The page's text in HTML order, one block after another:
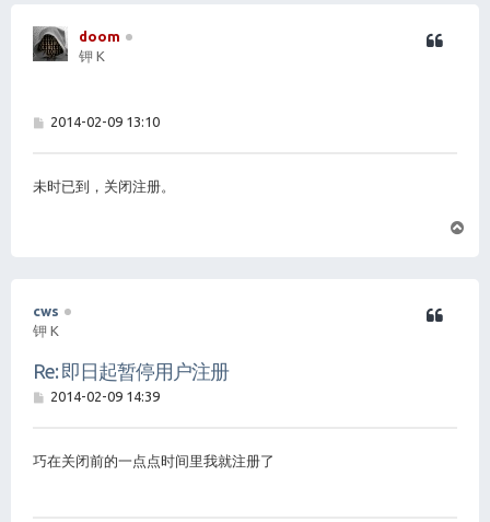
doom
钾 K
帖
2014-02-09 13:10
未时已到，关闭注册。
cws
钾 K
Re: 即日起暂停用户注册
帖
2014-02-09 14:39
巧在关闭前的一点点时间里我就注册了